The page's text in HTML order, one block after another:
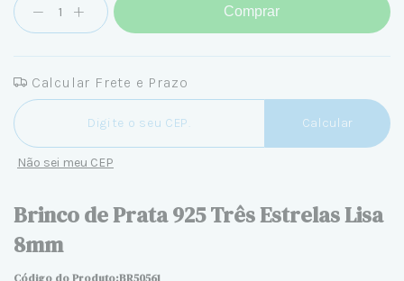
Comprar
Calcular Frete e Prazo
Entregas para o CEP:
Calcular
Não sei meu CEP
Brinco de Prata 925 Três Estrelas Lisa
8mm